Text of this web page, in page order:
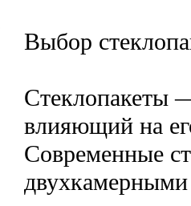
Выбор
Стеклопакеты
влияющий на
Современные